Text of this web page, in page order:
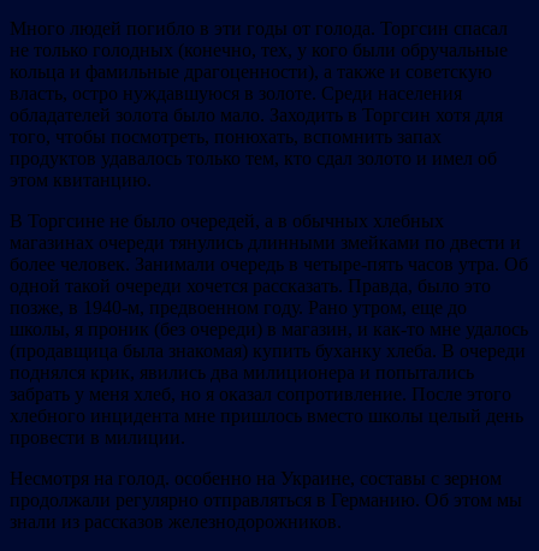
Много людей погибло в эти годы от голода. Торгсин спасал
не только голодных (конечно, тех, у кого были обручальные
кольца и фамильные драгоценности), а также и советскую
власть, остро нуждавшуюся в золоте. Среди населения
обладателей золота было мало. Заходить в Торгсин хотя для
того, чтобы посмотреть, понюхать, вспомнить запах
продуктов удавалось только тем, кто сдал золото и имел об
этом квитанцию.
В Торгсине не было очередей, а в обычных хлебных
магазинах очереди тянулись длинными змейками по двести и
более человек. Занимали очередь в четыре-пять часов утра. Об
одной такой очереди хочется рассказать. Правда, было это
позже, в 1940-м, предвоенном году. Рано утром, еще до
школы, я проник (без очереди) в магазин, и как-то мне удалось
(продавщица была знакомая) купить буханку хлеба. В очереди
поднялся крик, явились два милиционера и попытались
забрать у меня хлеб, но я оказал сопротивление. После этого
хлебного инцидента мне пришлось вместо школы целый день
провести в милиции.
Несмотря на голод. особенно на Украине, составы с зерном
продолжали регулярно отправляться в Германию. Об этом мы
знали из рассказов железнодорожников.